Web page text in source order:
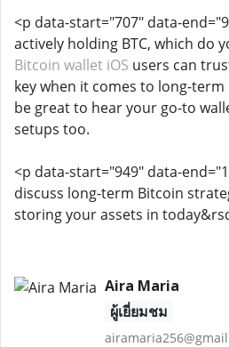
<p data-start="707" data-
actively holding BTC, which do
Bitcoin wallet iOS users can
key when it comes to long-
be great to hear your go-to
setups too.
<p data-start="949" data-
discuss long-term Bitcoin
storing your assets in
Aira Maria
ผู้เยี่ยมชม